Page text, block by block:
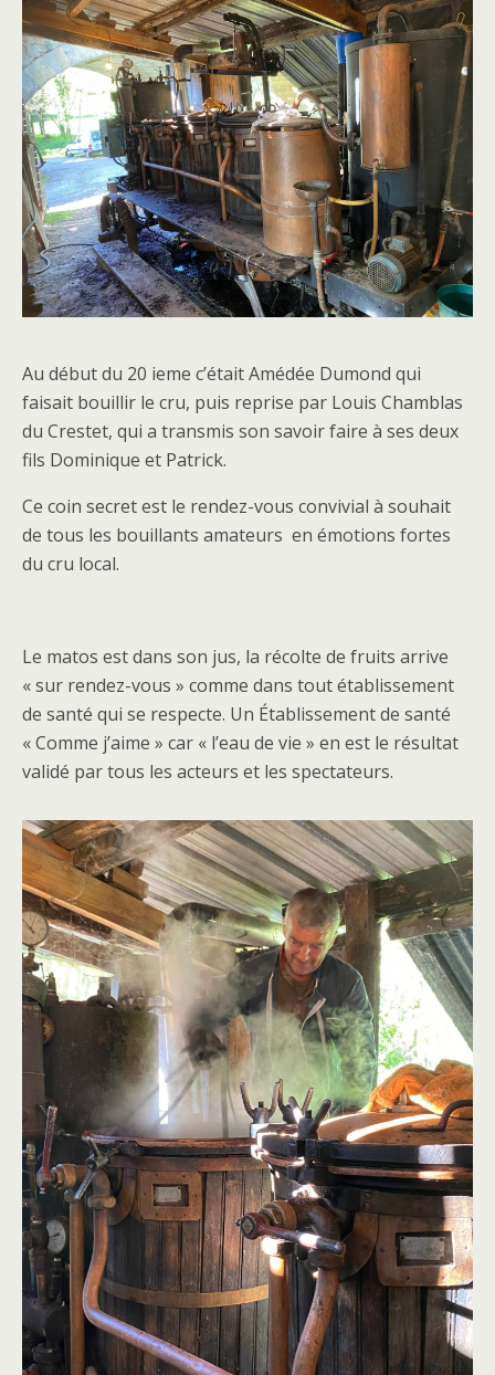
Au début du 20 ieme c’était Amédée Dumond qui
faisait bouillir le cru, puis reprise par Louis Chamblas
du Crestet, qui a transmis son savoir faire à ses deux
fils Dominique et Patrick.
Ce coin secret est le rendez-vous convivial à souhait
de tous les bouillants amateurs en émotions fortes
du cru local.
Le matos est dans son jus, la récolte de fruits arrive
« sur rendez-vous » comme dans tout établissement
de santé qui se respecte. Un Établissement de santé
« Comme j’aime » car « l’eau de vie » en est le résultat
validé par tous les acteurs et les spectateurs.